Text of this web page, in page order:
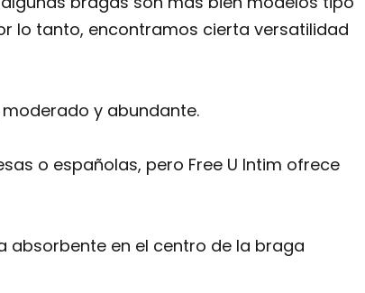
lo tanto, encontramos cierta versatilidad
y abundante.
o españolas, pero Free U Intim ofrece
absorbente en el centro de la braga